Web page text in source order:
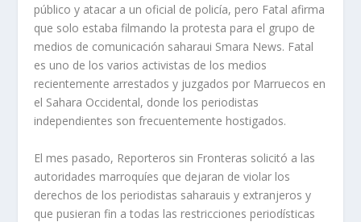
público y atacar a un oficial de policía, pero Fatal afirma
que solo estaba filmando la protesta para el grupo de
medios de comunicación saharaui Smara News. Fatal
es uno de los varios activistas de los medios
recientemente arrestados y juzgados por Marruecos en
el Sahara Occidental, donde los periodistas
independientes son frecuentemente hostigados.
El mes pasado, Reporteros sin Fronteras solicitó a las
autoridades marroquíes que dejaran de violar los
derechos de los periodistas saharauis y extranjeros y
que pusieran fin a todas las restricciones periodísticas